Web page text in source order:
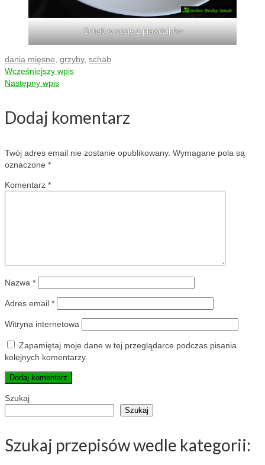
Schab w sosie z prawdzików
dania mięsne grzyby, schab
Wcześniejszy wpis
Następny wpis
Dodaj komentarz
Twój adres email nie zostanie opublikowany. Wymagane pola są
oznaczone *
Komentarz *
Nazwa *
Adres email *
Witryna internetowa
Zapamiętaj moje dane w tej przeglądarce podczas pisania
kolejnych komentarzy.
Szukaj
Szukaj
Szukaj przepisów wedle kategorii: